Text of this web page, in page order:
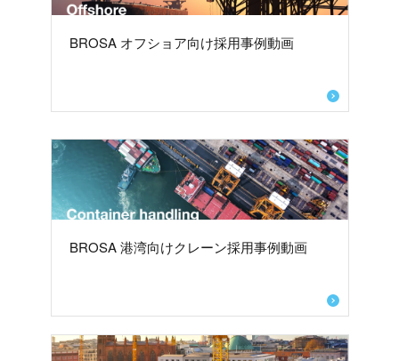
BROSA オフショア向け採用事例動画
BROSA 港湾向けクレーン採用事例動画